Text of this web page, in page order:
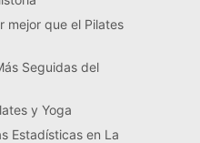
mejor que el Pilates
Seguidas del
y Yoga
Estadísticas en La